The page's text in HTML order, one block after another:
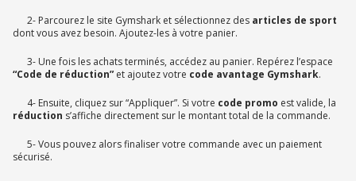
2- Parcourez le site Gymshark et sélectionnez des articles de sport
dont vous avez besoin. Ajoutez-les à votre panier.
3- Une fois les achats terminés, accédez au panier. Repérez l’espace
“Code de réduction” et ajoutez votre code avantage Gymshark.
4- Ensuite, cliquez sur “Appliquer”. Si votre code promo est valide, la
réduction s’affiche directement sur le montant total de la commande.
5- Vous pouvez alors finaliser votre commande avec un paiement
sécurisé.